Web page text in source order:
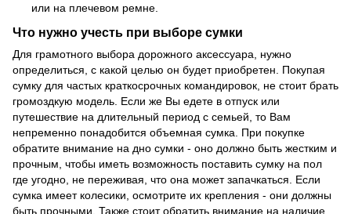
или на плечевом ремне.
Что нужно учесть при выборе сумки
Для грамотного выбора дорожного аксессуара, нужно
определиться, с какой целью он будет приобретен. Покупая
сумку для частых краткосрочных командировок, не стоит брать
громоздкую модель. Если же Вы едете в отпуск или
путешествие на длительный период с семьей, то Вам
непременно понадобится объемная сумка. При покупке
обратите внимание на дно сумки - оно должно быть жестким и
прочным, чтобы иметь возможность поставить сумку на пол
где угодно, не переживая, что она может запачкаться. Если
сумка имеет колесики, осмотрите их крепления - они должны
быть прочными. Также стоит обратить внимание на наличие